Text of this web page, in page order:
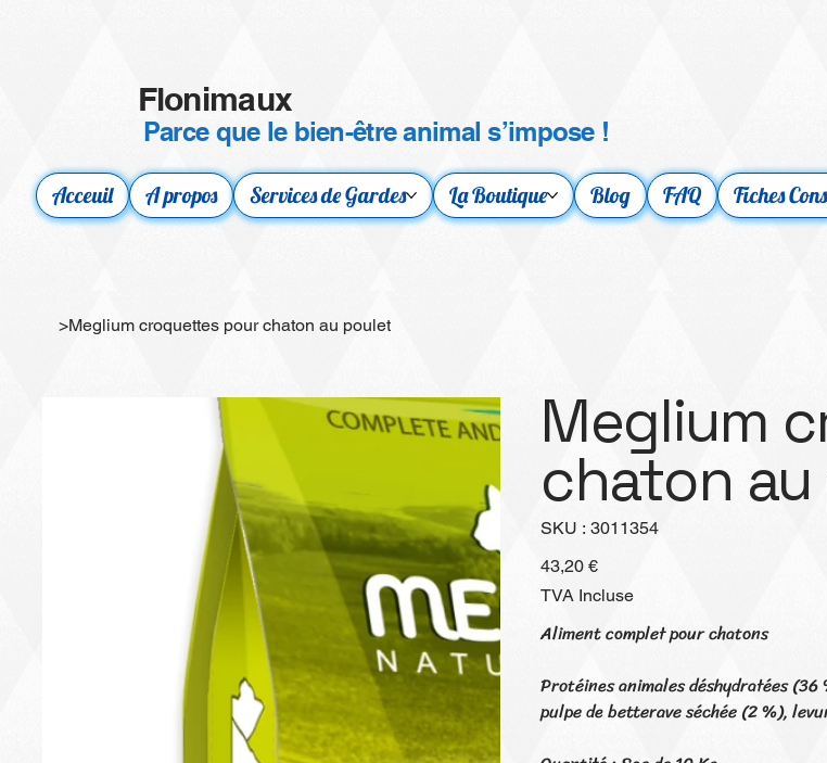
Flonimaux
Parce que le bien-être animal s’impose !
Acceuil A propos Services de Gardes La Boutique Blog FAQ Fiches
>Meglium croquettes pour chaton au poulet
Meglium
chaton
SKU : SKU
3011354
3011354
Prix
43,20 €
TVA Incluse
Aliment complet pour chatons
Protéines animales déshydratées
pulpe de betterave séchée (2 %),